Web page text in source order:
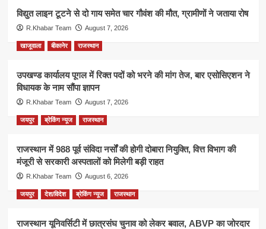
विद्युत लाइन टूटने से दो गाय समेत चार गौवंश की मौत, ग्रामीणों ने जताया रोष
R.Khabar Team August 7, 2026
खाजूवाला बीकानेर राजस्थान
उपखण्ड कार्यालय पूगल में रिक्त पदों को भरने की मांग तेज, बार एसोसिएशन ने
विधायक के नाम सौंपा ज्ञापन
R.Khabar Team August 7, 2026
जयपुर ब्रेकिंग न्यूज राजस्थान
राजस्थान में 988 पूर्व संविदा नर्सों की होगी दोबारा नियुक्ति, वित्त विभाग की
मंजूरी से सरकारी अस्पतालों को मिलेगी बड़ी राहत
R.Khabar Team August 6, 2026
जयपुर देश/विदेश ब्रेकिंग न्यूज राजस्थान
राजस्थान यूनिवर्सिटी में छात्रसंघ चुनाव को लेकर बवाल, ABVP का जोरदार